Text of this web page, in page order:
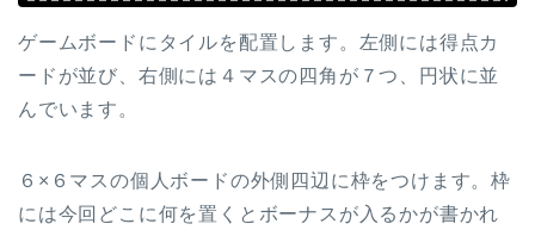
ゲームボードにタイルを配置します。左側には得点カ
ードが並び、右側には４マスの四角が７つ、円状に並
んでいます。
６×６マスの個人ボードの外側四辺に枠をつけます。枠
には今回どこに何を置くとボーナスが入るかが書かれ